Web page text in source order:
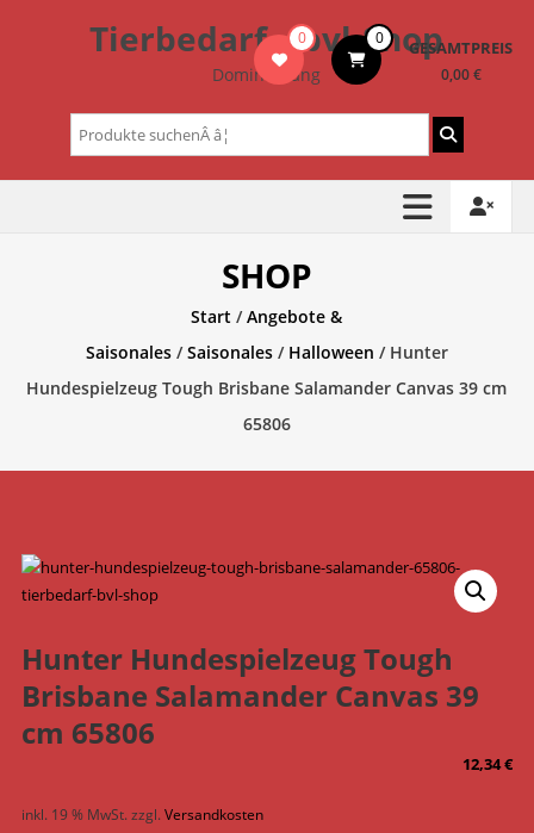
Tierbedarf – bvl-Shop
Dominik Lang
0 0 GESAMTPREIS
0,00 €
Suchen
nach:
SHOP
Start /Angebote &
Saisonales/Saisonales/ Halloween / Hunter
Hundespielzeug Tough Brisbane Salamander Canvas 39 cm
65806
Hunter Hundespielzeug Tough
Brisbane Salamander Canvas 39
cm 65806
12,34€
inkl. 19 % MwSt. zzgl. Versandkosten